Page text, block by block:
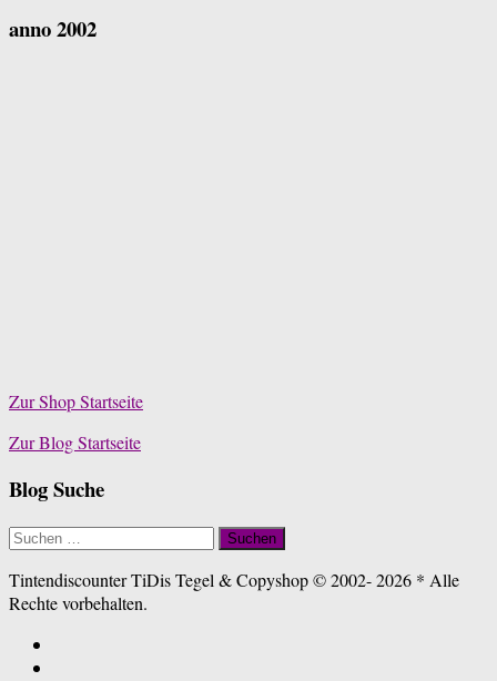
anno 2002
Zur Shop Startseite
Zur Blog Startseite
Blog Suche
Suchen
Tintendiscounter TiDis Tegel & Copyshop © 2002- 2026 * Alle
Rechte vorbehalten.